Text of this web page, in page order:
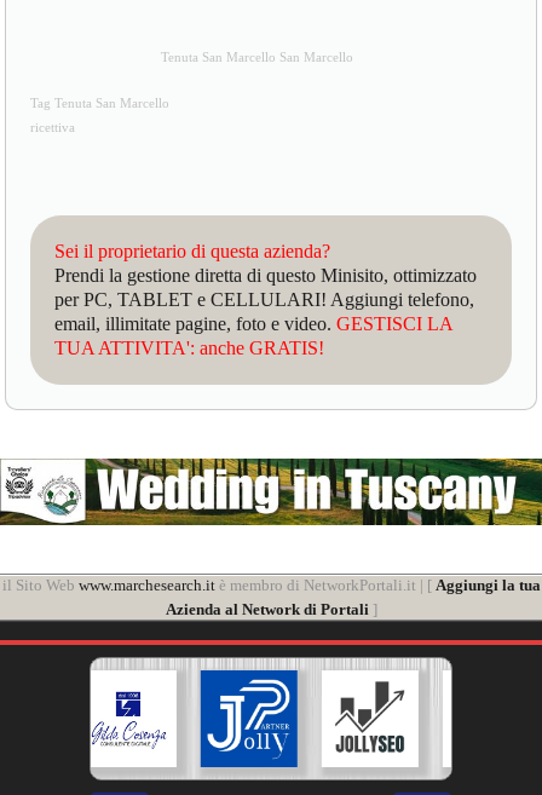
Tenuta San Marcello San Marcello
Tag Tenuta San Marcello
ricettiva
Sei il proprietario di questa azienda?
Prendi la gestione diretta di questo Minisito, ottimizzato
per PC, TABLET e CELLULARI! Aggiungi telefono,
email, illimitate pagine, foto e video.GESTISCI LA
TUA ATTIVITA': anche GRATIS!
il Sito Web www.marchesearch.itè membro di NetworkPortali.it | [ Aggiungi la tua
Azienda al Network di Portali]